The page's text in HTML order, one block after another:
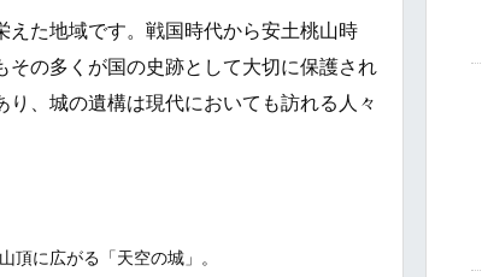
た地域です。戦国時代から安土桃山時
の多くが国の史跡として大切に保護され
、城の遺構は現代においても訪れる人々
頂に広がる「天空の城」。